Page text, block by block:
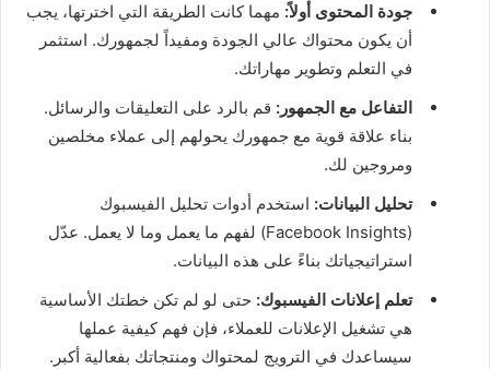
جودة المحتوى أولاً: مهما كانت الطريقة التي اخترتها، يجب
أن يكون محتواك عالي الجودة ومفيداً لجمهورك. استثمر
في التعلم وتطوير مهاراتك.
التفاعل مع الجمهور: قم بالرد على التعليقات والرسائل.
بناء علاقة قوية مع جمهورك يحولهم إلى عملاء مخلصين
ومروجين لك.
تحليل البيانات: استخدم أدوات تحليل الفيسبوك
(Facebook Insights) لفهم ما يعمل وما لا يعمل. عدّل
استراتيجياتك بناءً على هذه البيانات.
تعلم إعلانات الفيسبوك: حتى لو لم تكن خطتك الأساسية
هي تشغيل الإعلانات للعملاء، فإن فهم كيفية عملها
سيساعدك في الترويج لمحتواك ومنتجاتك بفعالية أكبر.